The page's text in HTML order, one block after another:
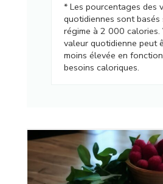
* Les pourcentages des
quotidiennes sont basés
régime à 2 000 calories.
valeur quotidienne peut
moins élevée en
besoins caloriques.